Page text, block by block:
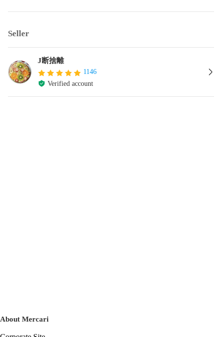
Seller
J断捨離
1146
Verified account
About Mercari